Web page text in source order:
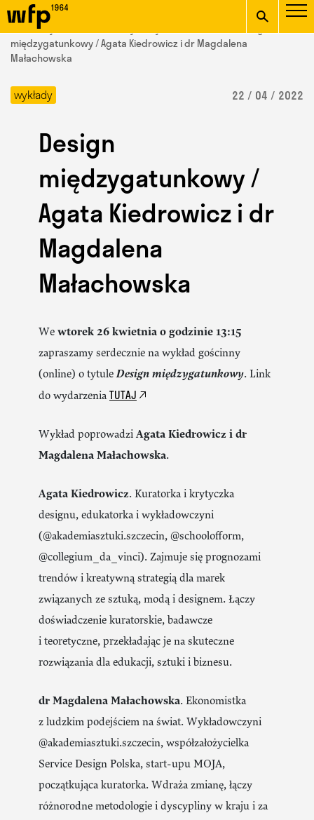
Oficjalna witryna
Wydziału Form
Przemysłowych ASP w
Krakowie
wpisz szukaną frazę
/ Wydział Form Przemysłowych /
międzygatunkowy / Agata Kiedrowicz i dr Magdalena
Małachowska
wykłady 22 / 04 / 2022
Design
międzygatunkowy /
Agata Kiedrowicz i dr
Magdalena
Małachowska
We wtorek 26 kwietnia o godzinie 13:15
zapraszamy serdecznie na wykład gościnny
(online) o tytuleDesign międzygatunkowy. Link
do wydarzeniaTUTAJ
Wykład poprowadzi Agata Kiedrowicz i dr
Magdalena Małachowska.
Agata Kiedrowicz. Kuratorka i krytyczka
designu, edukatorka i wykładowczyni
(@akademiasztuki.szczecin, @schoolofform,
@collegium_da_vinci). Zajmuje się prognozami
trendów i kreatywną strategią dla marek
związanych ze sztuką, modą i designem. Łączy
doświadczenie kuratorskie, badawcze
i teoretyczne, przekładając je na skuteczne
rozwiązania dla edukacji, sztuki i biznesu.
dr Magdalena Małachowska. Ekonomistka
z ludzkim podejściem na świat. Wykładowczyni
@akademiasztuki.szczecin, współzałożycielka
Service Design Polska, start-upu MOJA,
początkująca kuratorka. Wdraża zmianę, łączy
różnorodne metodologie i dyscypliny w kraju i za